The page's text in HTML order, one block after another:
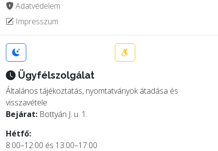
Adatvédelem
Impresszum
Ügyfélszolgálat
Általános tájékoztatás, nyomtatványok átadása és
visszavétele
Bejárat: Bottyán J. u. 1.
Hétfő:
8:00–12:00 és 13:00–17:00